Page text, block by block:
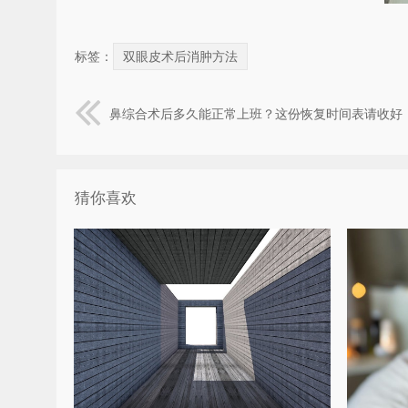
标签： 双眼皮术后消肿方法
鼻综合术后多久能正常上班？这份恢复时间表请收好
猜你喜欢